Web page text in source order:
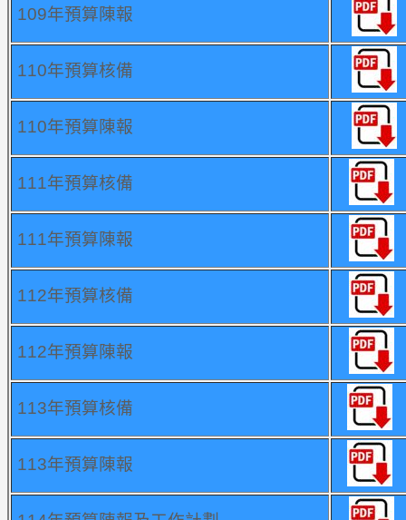
109年預算陳報
110年預算核備
110年預算陳報
111年預算核備
111年預算陳報
112年預算核備
112年預算陳報
113年預算核備
113年預算陳報